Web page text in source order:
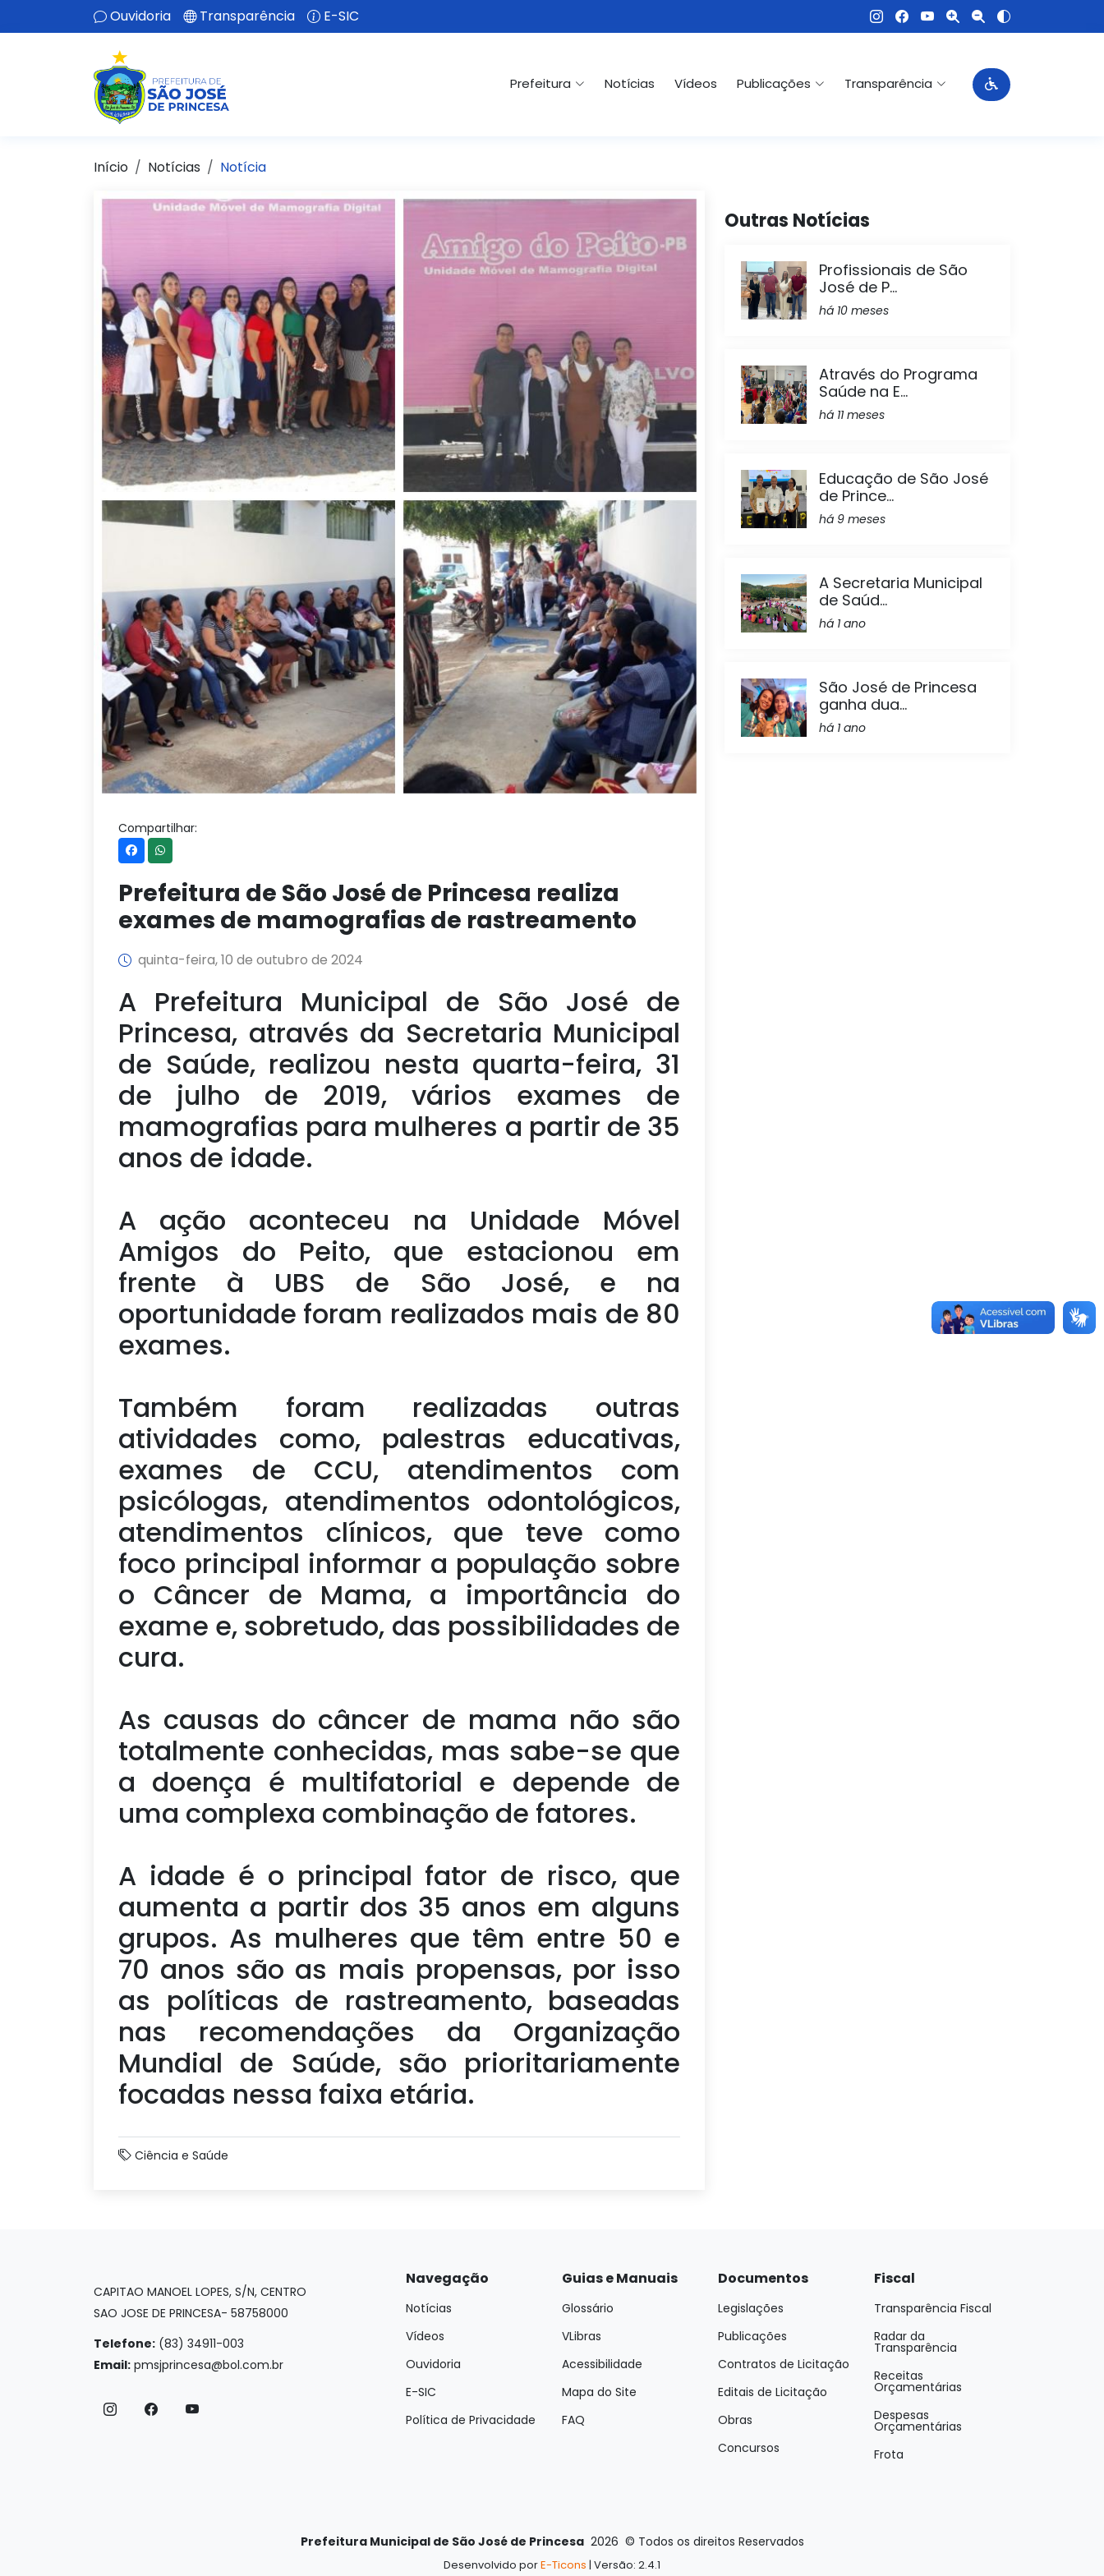
Ouvidoria Transparência E-SIC
Prefeitura Notícias Vídeos Publicações Transparência
Início Notícias Notícia
Compartilhar:
Prefeitura de São José de Princesa realiza
exames de mamografias de rastreamento
quinta-feira, 10 de outubro de 2024
A Prefeitura Municipal de São José de
Princesa, através da Secretaria Municipal
de Saúde, realizou nesta quarta-feira, 31
de julho de 2019, vários exames de
mamografias para mulheres a partir de 35
anos de idade.
A ação aconteceu na Unidade Móvel
Amigos do Peito, que estacionou em
frente à UBS de São José, e na
oportunidade foram realizados mais de 80
exames.
Também foram realizadas outras
atividades como, palestras educativas,
exames de CCU, atendimentos com
psicólogas, atendimentos odontológicos,
atendimentos clínicos, que teve como
foco principal informar a população sobre
o Câncer de Mama, a importância do
exame e, sobretudo, das possibilidades de
cura.
As causas do câncer de mama não são
totalmente conhecidas, mas sabe-se que
a doença é multifatorial e depende de
uma complexa combinação de fatores.
A idade é o principal fator de risco, que
aumenta a partir dos 35 anos em alguns
grupos. As mulheres que têm entre 50 e
70 anos são as mais propensas, por isso
as políticas de rastreamento, baseadas
nas recomendações da Organização
Mundial de Saúde, são prioritariamente
focadas nessa faixa etária.
Ciência e Saúde
Outras Notícias
Profissionais de São
José de P...
há 10 meses
Através do Programa
Saúde na E...
há 11 meses
Educação de São José
de Prince...
há 9 meses
A Secretaria Municipal
de Saúd...
há 1 ano
São José de Princesa
ganha dua...
há 1 ano
CAPITAO MANOEL LOPES, S/N, CENTRO
SAO JOSE DE PRINCESA- 58758000
Telefone: (83) 34911-003
Email: pmsjprincesa@bol.com.br
Navegação
Notícias
Vídeos
Ouvidoria
E-SIC
Política de Privacidade
Guias e Manuais
Glossário
VLibras
Acessibilidade
Mapa do Site
FAQ
Documentos
Legislações
Publicações
Contratos de Licitação
Editais de Licitação
Obras
Concursos
Fiscal
Transparência Fiscal
Radar da
Transparência
Receitas
Orçamentárias
Despesas
Orçamentárias
Frota
Prefeitura Municipal de São José de Princesa 2026 © Todos os direitos Reservados
Desenvolvido porE-Ticons | Versão: 2.4.1